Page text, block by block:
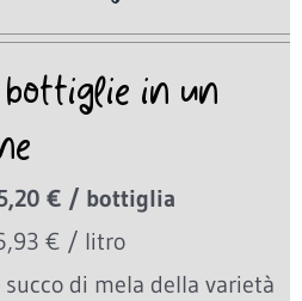
in un
€ / bottiglia
€ / litro
di mela della varietà